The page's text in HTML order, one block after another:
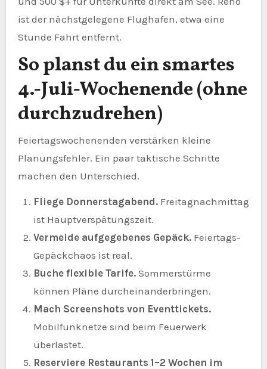
ist der nächstgelegene Flughafen, etwa eine
Stunde Fahrt entfernt.
So planst du ein smartes
4.-Juli-Wochenende (ohne
durchzudrehen)
Feiertagswochenenden verstärken kleine
Planungsfehler. Ein paar taktische Schritte
machen den Unterschied.
Fliege Donnerstagabend.Freitagnachmittag
ist Hauptverspätungszeit.
Vermeide aufgegebenes Gepäck.Feiertags-
Gepäckchaos ist real.
Buche flexible Tarife.Sommerstürme
können Pläne durcheinanderbringen.
Mach Screenshots von Eventtickets.
Mobilfunknetze sind beim Feuerwerk
überlastet.
Reserviere Restaurants 1–2 Wochen im